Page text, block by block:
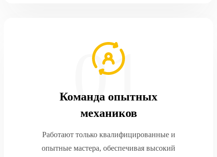
Команда опытных
механиков
Работают только квалифицированные и
опытные мастера, обеспечивая высокий